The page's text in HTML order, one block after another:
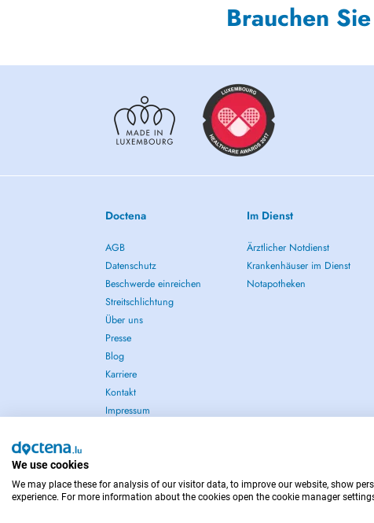
Brauchen
Doctena
AGB
Datenschutz
Beschwerde einreichen
Streitschlichtung
Über uns
Presse
Blog
Karriere
Kontakt
Impressum
Im Dienst
Ärztlicher Notdienst
Krankenhäuser im Dienst
Notapotheken
IM NOTFALL WENDEN SIE SICH AN : 112
We use cookies
We may place these for analysis of our visitor data, to improve our website, show
experience. For more information about the cookies open the cookie manager